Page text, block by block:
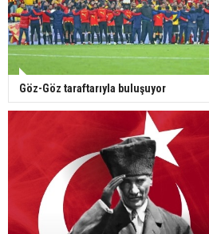
Göz-Göz taraftarıyla buluşuyor